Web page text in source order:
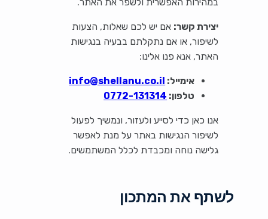
במהירות האפשרית ולשפר את האתר.
יצירת קשר: אם יש לכם שאלות, הצעות
לשיפור, או אם נתקלתם בבעיה בנגישות
האתר, אנא פנו אלינו:
אימייל: info@shellanu.co.il
טלפון: 0772-131314
אנו כאן כדי לסייע ולעזור, ונמשיך לפעול
לשיפור הנגישות באתר על מנת לאפשר
גלישה נוחה ומכבדת לכלל המשתמשים.
לשתף את המתכון